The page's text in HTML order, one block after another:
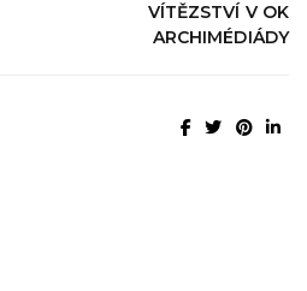
VÍTĚZSTVÍ V OK
ARCHIMÉDIÁDY